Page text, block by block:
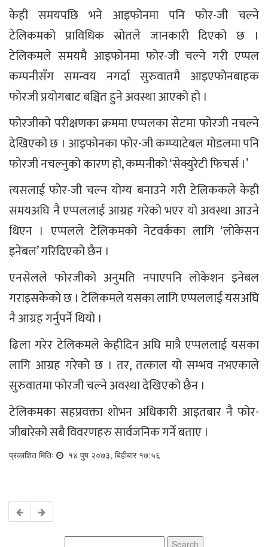
केही समयपछि भने आइफोनमा पनि फोर-जी चल्ने
टेलिकमको प्राविधिक स्रोतले जानकारी दिएको छ ।
टेलिकमले समयमै आइफोनमा फोर-जी चल्ने गरी एप्पल
कम्पनीसँग समन्वय नगर्दा सुरुवातमै आइएफोनबाहक
फोरजी प्रयोगबाट बञ्चित हुने अवस्था आएको हो ।
फोरजीको परीक्षणका क्रममा एप्पलका सेटमा फोरजी नचल्ने
देखिएको छ । आइफोनका फोर-जी कम्प्याटेबल मोडलमा पनि
फोरजी नचल्नुको कारण हो, कम्पनीको ‘सेक्युरेटी फिचर्स ।’
त्यसलाई फोर-जी चल्न योग्य बनाउने गरी टेलिककले केही
समयअघि नै एप्पललाई आग्रह गरेको भएर यो अवस्था आउने
थिएन । एप्पलले टेलिकमको नेटवर्कका लागि ‘लोकेसन
इनेबल’ गरिदिएको छैन ।
एनसेलले फोरजीको अनुमति नपाएपनि लोकेशन इनेबल
गराइसकेको छ । टेलिकमले यसका लागि एप्पललाई यसअघि
नै आग्रह गर्नुपर्ने थियो ।
ढिला गरेर टेलिकमले केहीदिन अघि मात्रै एप्पललाई यसका
लागि आग्रह गरेको छ । तर, तत्काल यो सम्भव नभएकाले
सुरुवातमा फोरजी चल्ने अवस्था देखिएको छैन ।
टेलिकमका सहप्रवक्ता शोभन अधिकारी आइतबार नै फोर-
जीबारेको सबै विवरणहरु सार्वजनिक गर्ने बताए ।
प्रकाशित मितिः १४ पुष २०७३, बिहीबार १७:५६